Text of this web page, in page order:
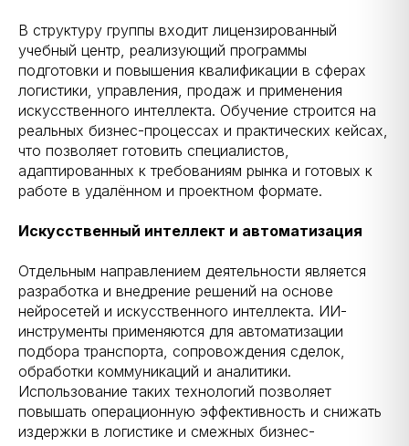
В структуру группы входит лицензированный
учебный центр, реализующий программы
подготовки и повышения квалификации в сферах
логистики, управления, продаж и применения
искусственного интеллекта. Обучение строится на
реальных бизнес-процессах и практических кейсах,
что позволяет готовить специалистов,
адаптированных к требованиям рынка и готовых к
работе в удалённом и проектном формате.
Искусственный интеллект и автоматизация
Отдельным направлением деятельности является
разработка и внедрение решений на основе
нейросетей и искусственного интеллекта. ИИ-
инструменты применяются для автоматизации
подбора транспорта, сопровождения сделок,
обработки коммуникаций и аналитики.
Использование таких технологий позволяет
повышать операционную эффективность и снижать
издержки в логистике и смежных бизнес-